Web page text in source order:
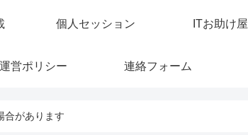
個人セッション ITお助け屋
運営ポリシー 連絡フォーム
合があります